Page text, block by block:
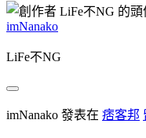
imNanako
LiFe不NG
imNanako 發表在 痞客邦